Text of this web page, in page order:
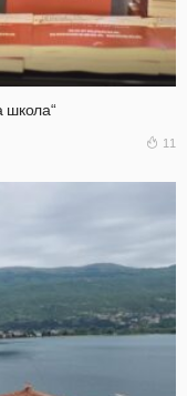
школа“
11